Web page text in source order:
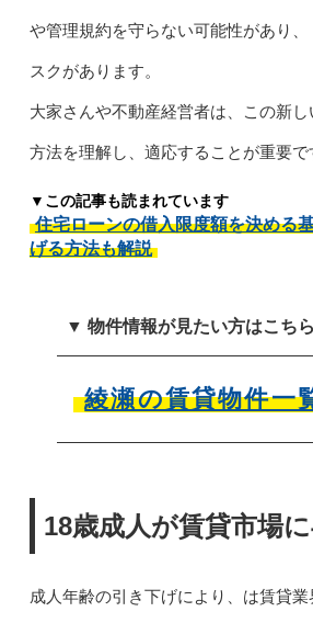
や管理規約を守らない可能性があり、
スクがあります。
大家さんや不動産経営者は、この新
方法を理解し、適応することが重要で
▼この記事も読まれています
住宅ローンの借入限度額を決める
げる方法も解説
▼ 物件情報が見たい方はこち
綾瀬の賃貸物件一
18歳成人が賃貸市場
成人年齢の引き下げにより、は賃貸